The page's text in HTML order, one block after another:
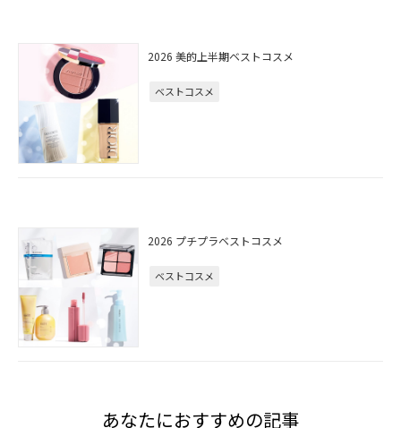
2026 美的上半期ベストコスメ
ベストコスメ
2026 プチプラベストコスメ
ベストコスメ
あなたにおすすめの記事